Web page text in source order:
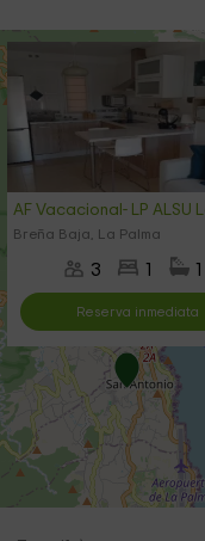
AF Vacacional- LP ALSU
Breña Baja, La Palma
3
Reserva inmediata